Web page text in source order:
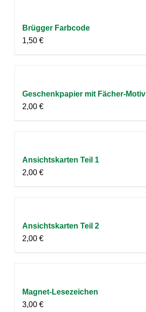
Brügger Farbcode
1,50 €
Geschenkpapier mit Fächer-Motiv
2,00 €
Ansichtskarten Teil 1
2,00 €
Ansichtskarten Teil 2
2,00 €
Magnet-Lesezeichen
3,00 €